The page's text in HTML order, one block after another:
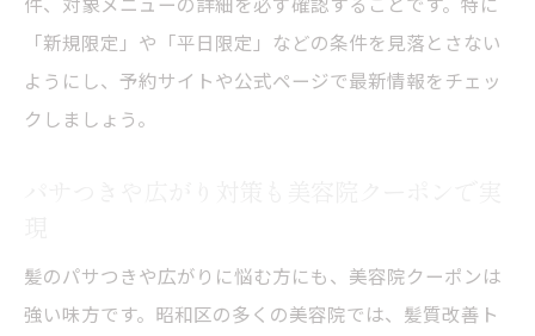
「新規限定」や「平日限定」などの条件を見落とさない
ようにし、予約サイトや公式ページで最新情報をチェッ
クしましょう。
髪のパサつきや広がりに悩む方にも、美容院クーポンは
強い味方です。昭和区の多くの美容院では、髪質改善ト